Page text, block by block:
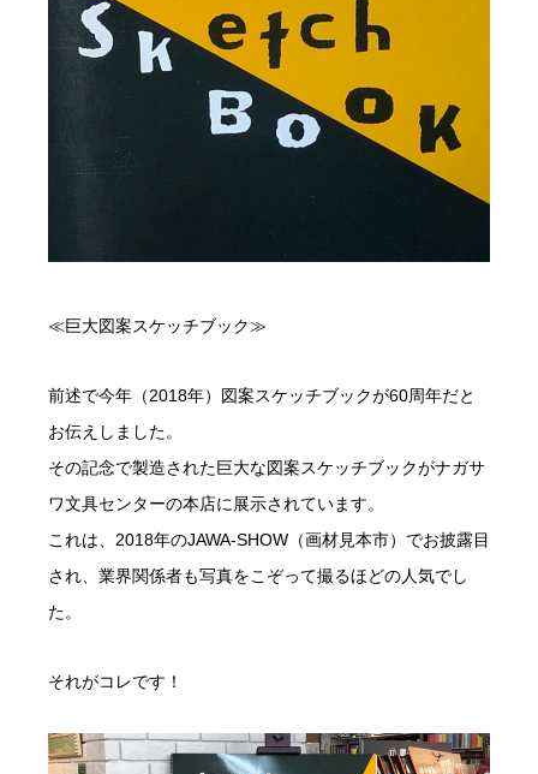
≪巨大図案スケッチブック≫
前述で今年（2018年）図案スケッチブックが60周年だと
お伝えしました。
その記念で製造された巨大な図案スケッチブックがナガサ
ワ文具センターの本店に展示されています。
これは、2018年のJAWA-SHOW（画材見本市）でお披露目
され、業界関係者も写真をこぞって撮るほどの人気でし
た。
それがコレです！